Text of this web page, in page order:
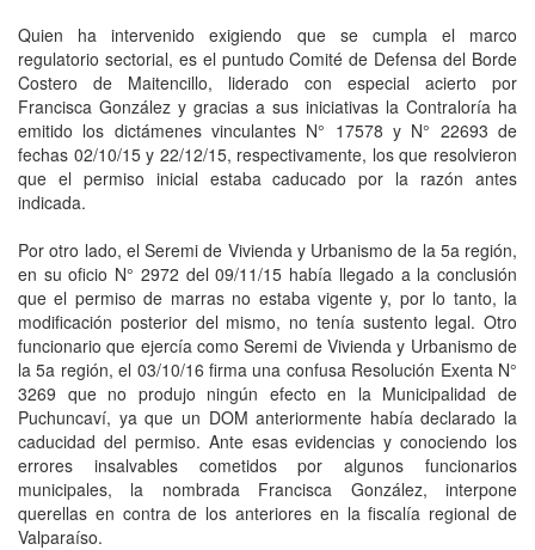
Quien ha intervenido exigiendo que se cumpla el marco
regulatorio sectorial, es el puntudo Comité de Defensa del Borde
Costero de Maitencillo, liderado con especial acierto por
Francisca González y gracias a sus iniciativas la Contraloría ha
emitido los dictámenes vinculantes N° 17578 y N° 22693 de
fechas 02/10/15 y 22/12/15, respectivamente, los que resolvieron
que el permiso inicial estaba caducado por la razón antes
indicada.
Por otro lado, el Seremi de Vivienda y Urbanismo de la 5a región,
en su oficio N° 2972 del 09/11/15 había llegado a la conclusión
que el permiso de marras no estaba vigente y, por lo tanto, la
modificación posterior del mismo, no tenía sustento legal. Otro
funcionario que ejercía como Seremi de Vivienda y Urbanismo de
la 5a región, el 03/10/16 firma una confusa Resolución Exenta N°
3269 que no produjo ningún efecto en la Municipalidad de
Puchuncaví, ya que un DOM anteriormente había declarado la
caducidad del permiso. Ante esas evidencias y conociendo los
errores insalvables cometidos por algunos funcionarios
municipales, la nombrada Francisca González, interpone
querellas en contra de los anteriores en la fiscalía regional de
Valparaíso.